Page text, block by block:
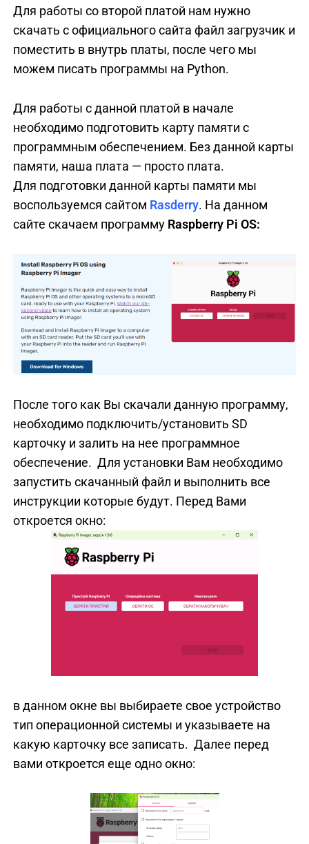
Для работы со второй платой нам нужно
скачать с официального сайта файл загрузчик и
поместить в внутрь платы, после чего мы
можем писать программы на Python.
Для работы с данной платой в начале
необходимо подготовить карту памяти с
программным обеспечением. Без данной карты
памяти, наша плата — просто плата.
Для подготовки данной карты памяти мы
воспользуемся сайтом Rasderry. На данном
сайте скачаем программу Raspberry Pi OS:
После того как Вы скачали данную программу,
необходимо подключить/установить SD
карточку и залить на нее программное
обеспечение. Для установки Вам необходимо
запустить скачанный файл и выполнить все
инструкции которые будут. Перед Вами
откроется окно:
в данном окне вы выбираете свое устройство
тип операционной системы и указываете на
какую карточку все записать. Далее перед
вами откроется еще одно окно: